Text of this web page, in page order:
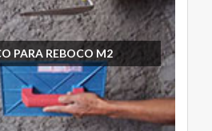
PARA REBOCO M2